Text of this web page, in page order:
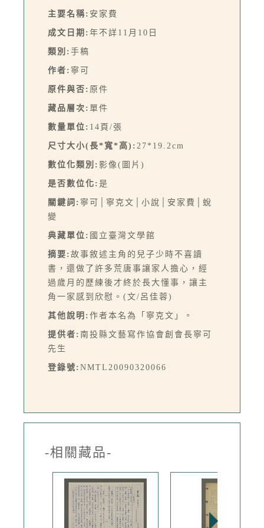
主要名稱: 安家費
成文日期: 年不詳11月10日
類別: 手稿
作者: 寧可
原件與否: 原件
藏品層次: 單件
數量單位: 14頁/張
尺寸大小(長*寬*高): 27*19.2cm
數位化類別: 影像(圖片)
是否數位化: 是
關鍵詞: 寧可│寧克文│小說│安家費│蛻
變
典藏單位: 國立臺灣文學館
摘要: 故事敘述主角的兒子少時不喜讀
書，還做了許多荒唐事讓家人擔心，經
過歲月的歷練後才終於長大懂事，讓主
角一家感到欣慰。(文/呂佳蓉)
其他說明: 作者本名為「寧克文」。
提供者: 南投縣文藝寫作協會創會長寧可
先生
登錄號: NMTL20090320066
-相關藏品-